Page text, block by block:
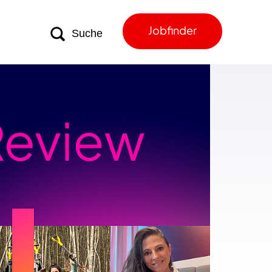
Jobfinder